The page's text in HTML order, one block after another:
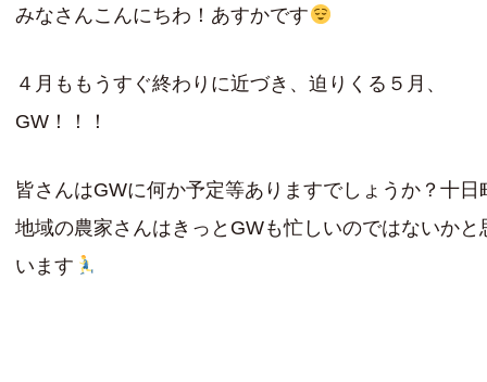
みなさんこんにちわ！あすかです
４月ももうすぐ終わりに近づき、迫りくる５月、
GW！！！
皆さんはGWに何か予定等ありますでしょうか？十日
地域の農家さんはきっとGWも忙しいのではないかと
います